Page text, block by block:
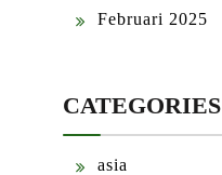
Februari 2025
CATEGORIES
asia